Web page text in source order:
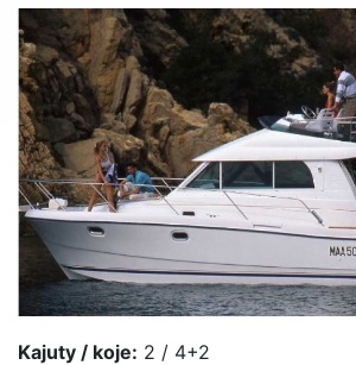
Kajuty / koje: 2 / 4+2